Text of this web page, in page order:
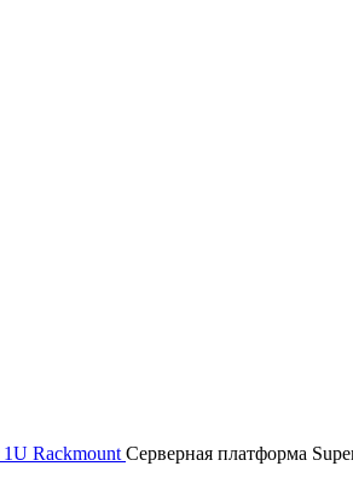
1U Rackmount Серверная платформа